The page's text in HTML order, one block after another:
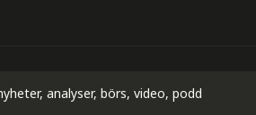
analyser, börs, video, podd